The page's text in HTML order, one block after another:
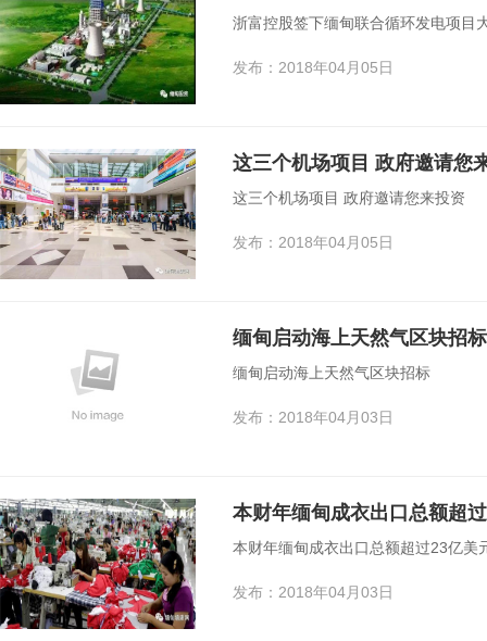
浙富控股签下缅甸联合循环发电项目
发布：2018年04月05日
这三个机场项目 政府邀请您
这三个机场项目 政府邀请您来投资
发布：2018年04月05日
缅甸启动海上天然气区块招标
缅甸启动海上天然气区块招标
发布：2018年04月03日
本财年缅甸成衣出口总额超
本财年缅甸成衣出口总额超过23亿美
发布：2018年04月03日